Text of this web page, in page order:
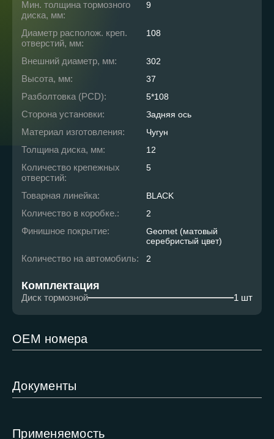
Мин. толщина тормозного
диска, мм:
9
Диаметр располож. креп.
отверстий, мм:
108
Внешний диаметр, мм: 302
Высота, мм: 37
Разболтовка (PCD): 5*108
Сторона установки: Задняя ось
Материал изготовления: Чугун
Толщина диска, мм: 12
Количество крепежных
отверстий:
5
Товарная линейка: BLACK
Количество в коробке.: 2
Финишное покрытие:
Geomet (матовый
серебристый цвет)
Количество на автомобиль: 2
Комплектация
Диск тормозной 1 шт
ОЕМ номера
Документы
Применяемость